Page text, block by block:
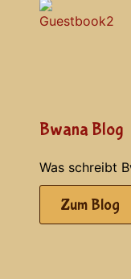
Bwana Blog
Was schreibt
Zum Blog